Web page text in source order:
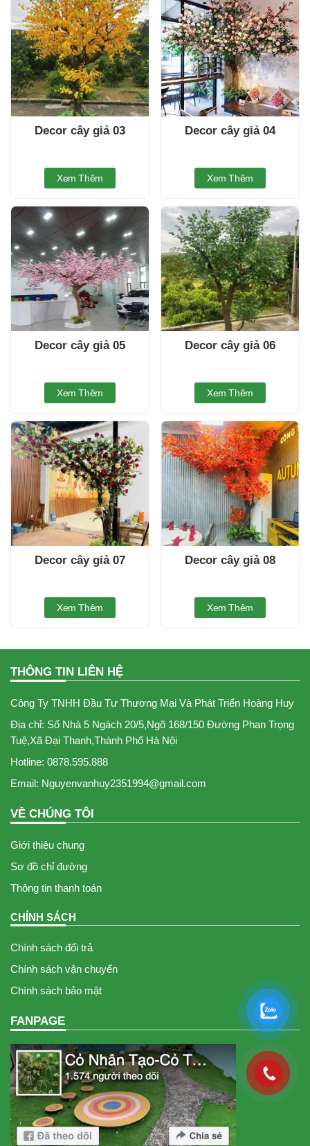
Decor cây giả 03
Xem Thêm
Decor cây giả 04
Xem Thêm
Decor cây giả 05
Xem Thêm
Decor cây giả 06
Xem Thêm
Decor cây giả 07
Xem Thêm
Decor cây giả 08
Xem Thêm
THÔNG TIN LIÊN HỆ
Công Ty TNHH Đầu Tư Thương Mại Và Phát Triển Hoàng Huy
Địa chỉ: Số Nhà 5 Ngách 20/5,Ngõ 168/150 Đường Phan Trọng
Tuệ,Xã Đại Thanh,Thành Phố Hà Nội
Hotline: 0878.595.888
Email: Nguyenvanhuy2351994@gmail.com
VỀ CHÚNG TÔI
Giới thiệu chung
Sơ đồ chỉ đường
Thông tin thanh toán
CHÍNH SÁCH
Chính sách đổi trả
Chính sách vận chuyển
Chính sách bảo mật
FANPAGE